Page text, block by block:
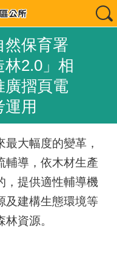
然保育署
2.0」相
廣摺頁電
用
大幅度的變革，
輔導，依木材生產
，提供適性輔導機
及建構生態環境等
資源。